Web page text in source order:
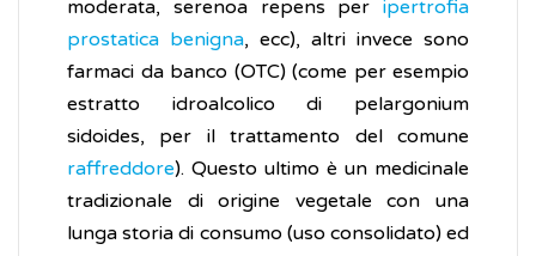
moderata, serenoa repens per ipertrofia
prostatica benigna, ecc), altri invece sono
farmaci da banco (OTC) (come per esempio
estratto idroalcolico di pelargonium
sidoides, per il trattamento del comune
raffreddore). Questo ultimo è un medicinale
tradizionale di origine vegetale con una
lunga storia di consumo (uso consolidato) ed